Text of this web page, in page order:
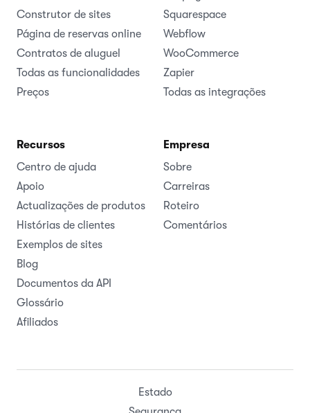
Construtor de sites
Página de reservas online
Contratos de aluguel
Todas as funcionalidades
Preços
Squarespace
Webflow
WooCommerce
Zapier
Todas as integrações
Recursos
Centro de ajuda
Apoio
Actualizações de produtos
Histórias de clientes
Exemplos de sites
Blog
Documentos da API
Glossário
Afiliados
Empresa
Sobre
Carreiras
Roteiro
Comentários
Estado